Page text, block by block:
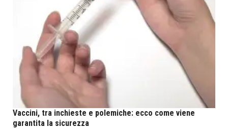
Vaccini, tra inchieste e polemiche: ecco come viene
garantita la sicurezza